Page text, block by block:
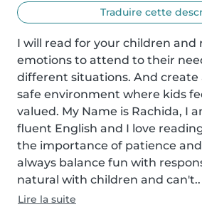
Traduire cette
I will read for your children and
emotions to attend to their
different situations. And
safe environment where kids
valued. My Name is Rachida, I
fluent English and I love
the importance of patience
always balance fun with
natural with children and can't..
Lire la suite